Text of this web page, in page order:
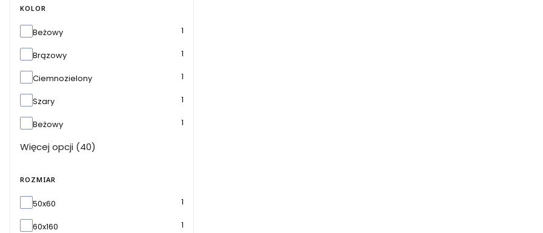
KOLOR
KolorBeżowy 1
Brązowy 1
Ciemnozielony 1
Szary 1
Beżowy 1
Więcej opcji (40)
ROZMIAR
Rozmiar
50x60 1
60x160 1